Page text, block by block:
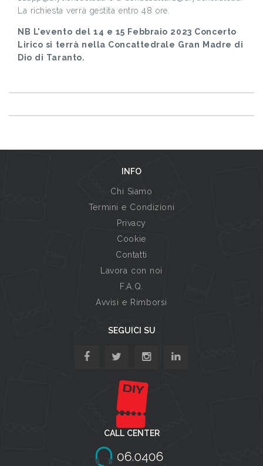
La richiesta verrà gestita entro 48 ore.
NB L'evento del 14 e 15 Febbraio 2023 Concerto
Lirico si terrà nella Concattedrale Gran Madre di
Dio di Taranto.
INFO
Chi Siamo
Termini e Condizioni
Privacy
Cookie
Contatti
Lavora con noi
F.A.Q.
Avvisi e Rimborsi
SEGUICI SU
CALL CENTER